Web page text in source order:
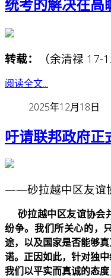
统考的解决在高
转载： （余清禄 17-
阅读全文...
2025年12月18日
吁请联邦政府
——砂拉越中区友谊
砂拉越中区友谊协会
纷争。我们所关心的，
途，以及国家是否能够
诺。正因如此，针对独中
我们以平实而真诚的态